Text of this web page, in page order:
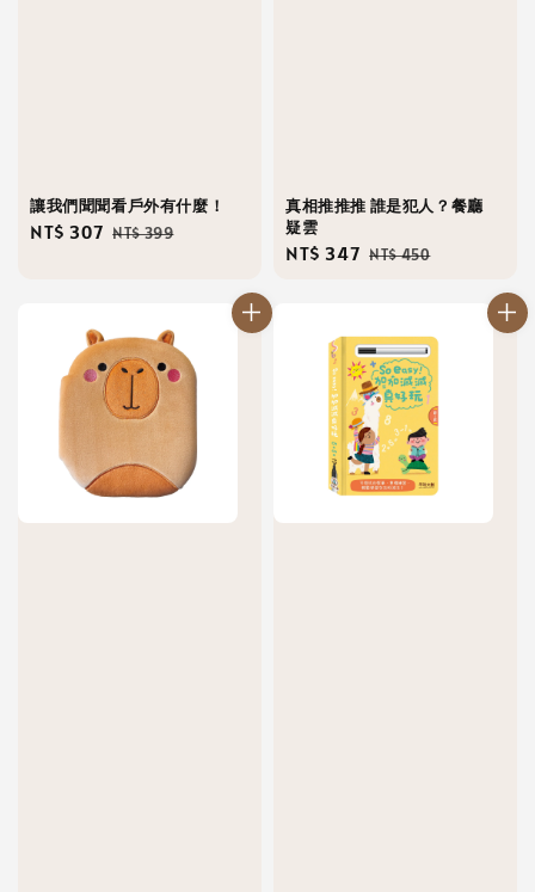
讓我們聞聞看戶外有什麼！
Sale
NT$ 307 Regular
NT$ 399
真相推推推 誰是犯人？餐廳
疑雲
Sale
NT$ 347 Regular
NT$ 450